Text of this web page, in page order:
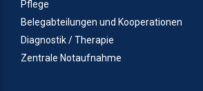
Pflege
Belegabteilungen und Kooperationen
Diagnostik / Therapie
Zentrale Notaufnahme